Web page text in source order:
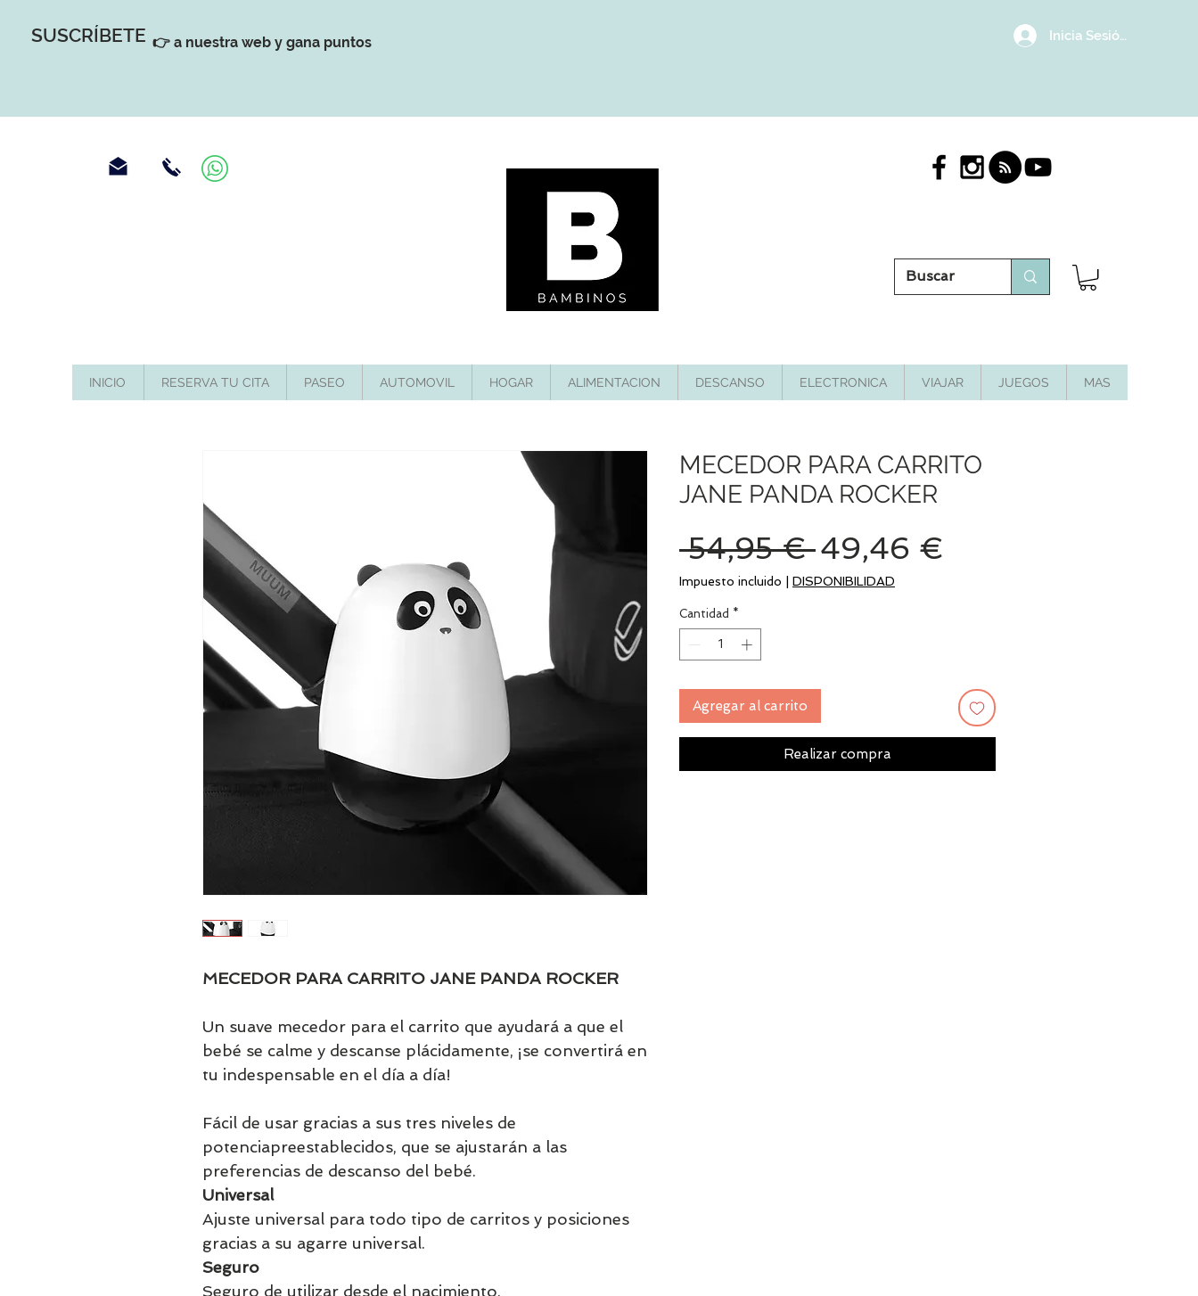
SUSCRÍBETE 👉 a nuestra web y gana puntos Inicia Sesión/
INICIO RESERVA TU CITA PASEO AUTOMOVIL HOGAR ALIMENTACION DESCANSO ELECTRONICA VIAJAR JUEGOS MAS
MECEDOR PARA CARRITO JANE PANDA ROCKER
Un suave mecedor para el carrito que ayudará a que el
bebé se calme y descanse plácidamente, ¡se convertirá en
tu indespensable en el día a día!
Fácil de usar gracias a sus tres niveles de
potenciapreestablecidos, que se ajustarán a las
preferencias de descanso del bebé.
Universal
Ajuste universal para todo tipo de carritos y posiciones
gracias a su agarre universal.
Seguro
Seguro de utilizar desde el nacimiento.
MECEDOR PARA CARRITO
JANE PANDA ROCKER
54,95 € Precio
49,46 €
Impuesto incluido DISPONIBILIDAD
Cantidad *
Agregar al carrito
Realizar compra